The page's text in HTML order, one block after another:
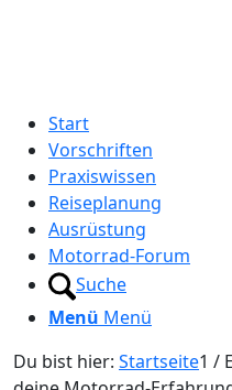
Start
Vorschriften
Praxiswissen
Reiseplanung
Ausrüstung
Motorrad-Forum
Suche
Menü Menü
Du bist hier: Startseite1 /